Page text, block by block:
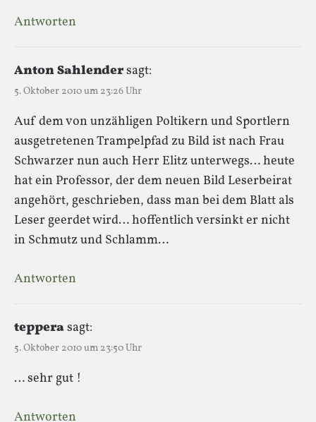
Antworten
Anton Sahlendersagt:
5. Oktober 2010 um 23:26 Uhr
Auf dem von unzähligen Poltikern und Sportlern
ausgetretenen Trampelpfad zu Bild ist nach Frau
Schwarzer nun auch Herr Elitz unterwegs… heute
hat ein Professor, der dem neuen Bild Leserbeirat
angehört, geschrieben, dass man bei dem Blatt als
Leser geerdet wird… hoffentlich versinkt er nicht
in Schmutz und Schlamm…
Antworten
tepperasagt:
5. Oktober 2010 um 23:50 Uhr
… sehr gut !
Antworten